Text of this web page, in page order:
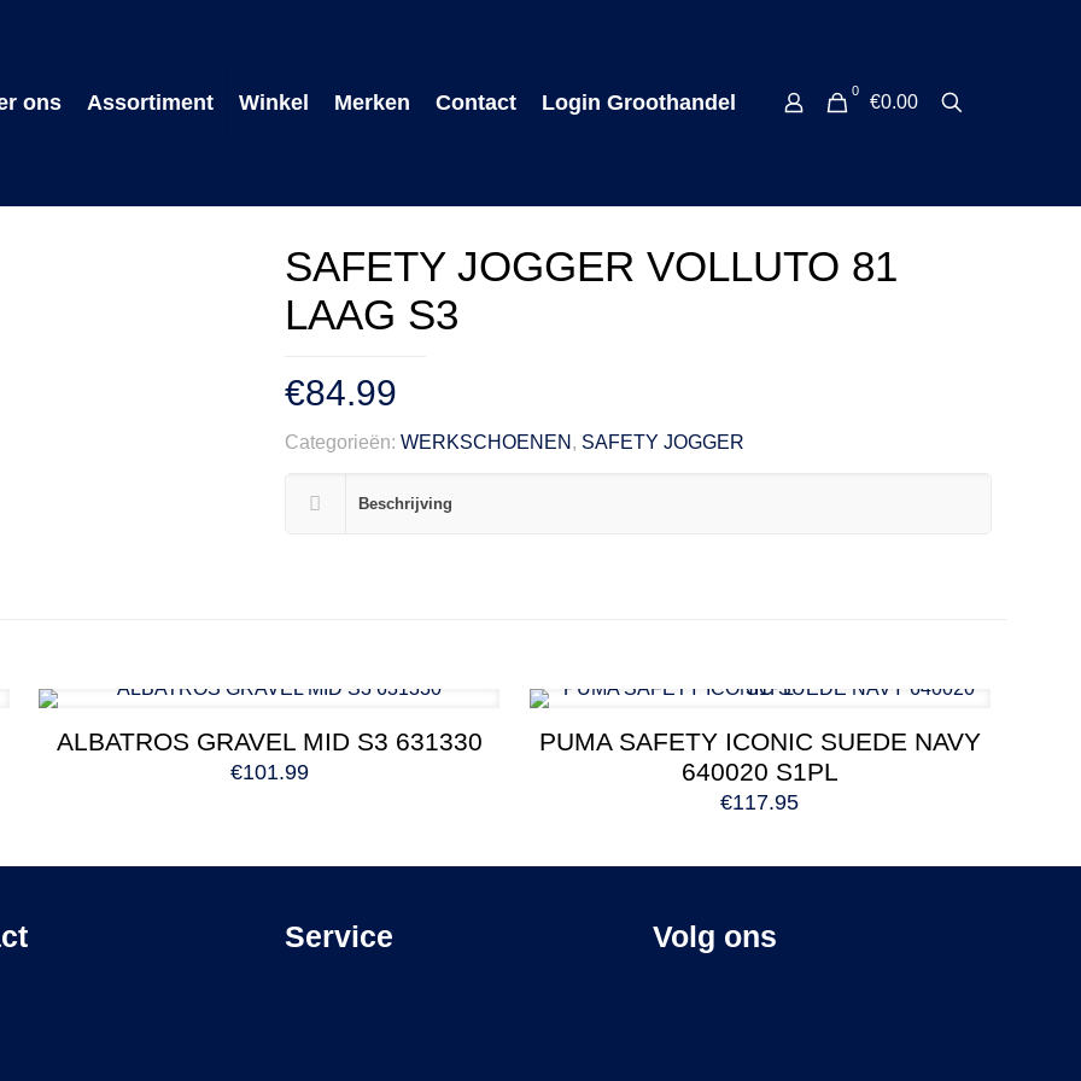
ons Assortiment Winkel Merken Contact Login Groothandel 0
€0.00
SAFETY JOGGER VOLLUTO 81
LAAG S3
€84.99
Categorieën: WERKSCHOENEN , SAFETY JOGGER
Beschrijving
ALBATROS GRAVEL MID S3 631330
€101.99
PUMA SAFETY ICONIC SUEDE NAVY
640020 S1PL
€117.95
Service Volg ons